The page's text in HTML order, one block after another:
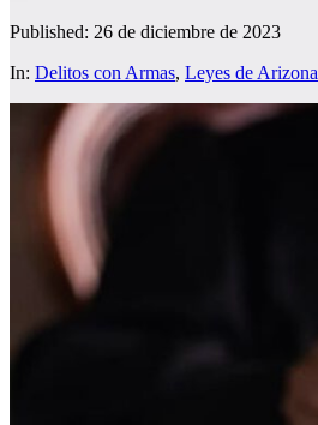
Published: 26 de diciembre de 2023
In: Delitos con Armas, Leyes de Arizona